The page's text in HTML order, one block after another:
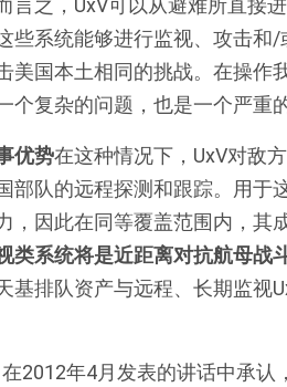
之，UxV可以从避难所直接
些系统能够进行监视、攻击和
美国本土相同的挑战。在操作
个复杂的问题，也是一个严重
优势在这种情况下，UxV对敌
部队的远程探测和跟踪。用于
，因此在同等覆盖范围内，其
类系统将是近距离对抗航母战
基排队资产与远程、长期监视
2012年4月发表的讲话中承认